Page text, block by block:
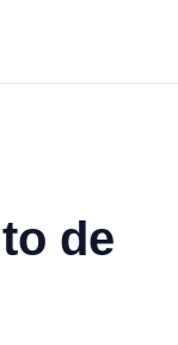
de